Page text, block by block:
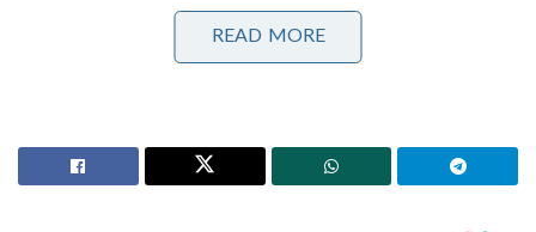
ലോകത്തെ വിറപ്പിക്കുന്ന ‘വിരൂപാക്ഷ’ റഡാറുമായി
ഡിആർഡിഒ;നെഞ്ചിടിപ്പ് കൂട്ടുന്ന തദ്ദേശീയ വിപ്ലവം
ആത്മ നിർഭർ സമുദ്ര പ്രതാപ് ; കോസ്റ്റ് ഗാർഡ്
ബിഎസ്എഫ് ഗുജറാത്ത് പുറത്ത് വിട്ട റിപ്പോർട്ട്
READ MORE